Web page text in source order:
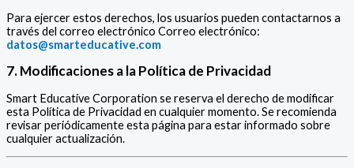
Para ejercer estos derechos, los usuarios pueden contactarnos a
través del correo electrónico Correo electrónico:
datos@smarteducative.com
7. Modificaciones a la Política de Privacidad
Smart Educative Corporation se reserva el derecho de modificar
esta Política de Privacidad en cualquier momento. Se recomienda
revisar periódicamente esta página para estar informado sobre
cualquier actualización.